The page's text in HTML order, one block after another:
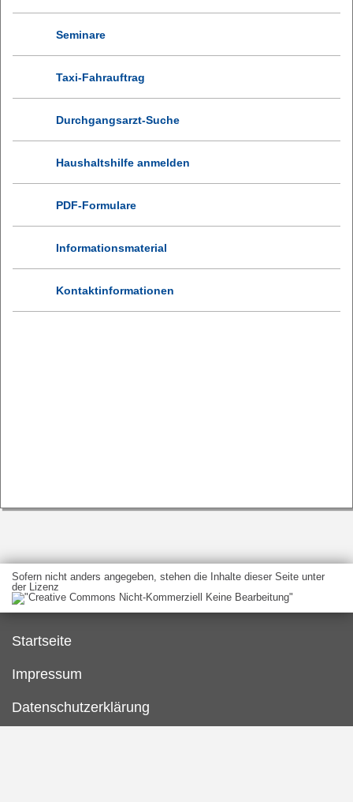
Seminare
Taxi-Fahrauftrag
Durchgangsarzt-Suche
Haushaltshilfe anmelden
PDF-Formulare
Informationsmaterial
Kontaktinformationen
Sofern nicht anders angegeben, stehen die Inhalte dieser Seite unter
der Lizenz
Startseite
Impressum
Datenschutzerklärung